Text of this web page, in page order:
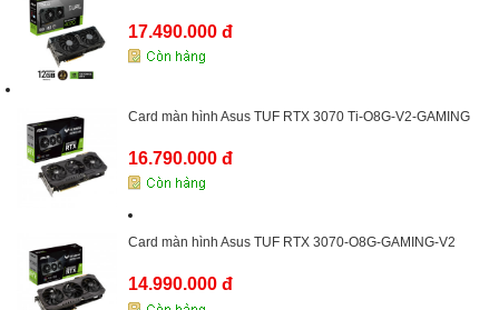
17.490.000 đ
Card màn hình Asus TUF RTX 3070 Ti-O8G-V2-GAMING
16.790.000 đ
Card màn hình Asus TUF RTX 3070-O8G-GAMING-V2
14.990.000 đ